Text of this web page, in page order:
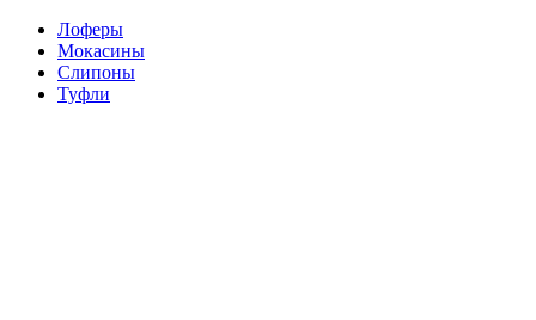
Лоферы
Мокасины
Слипоны
Туфли